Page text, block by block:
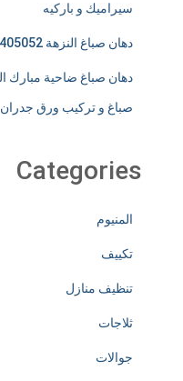
سيراميك و باركيه
دهان صباغ النزهة 66405052 معلم صباغ و تركيب ورق جدران
صباغ و تركيب ورق جدران
Categories
المنيوم
تكييف
تنظيف منازل
ثلاجات
جوالات